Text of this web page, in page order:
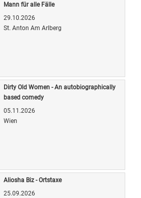
Mann für alle Fälle
29.10.2026
St. Anton Am Arlberg
Dirty Old Women - An autobiographically
based comedy
05.11.2026
Wien
Aliosha Biz - Ortstaxe
25.09.2026